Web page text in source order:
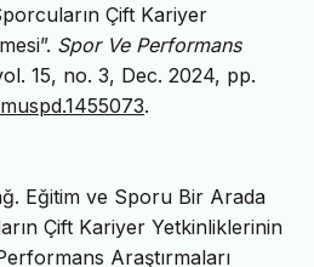
Çift Kariyer
Spor Ve Performans
15, no. 3, Dec. 2024, pp.
.
Eğitim ve Sporu Bir Arada
Çift Kariyer Yetkinliklerinin
Araştırmaları